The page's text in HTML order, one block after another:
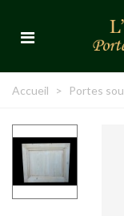
Accueil > Portes